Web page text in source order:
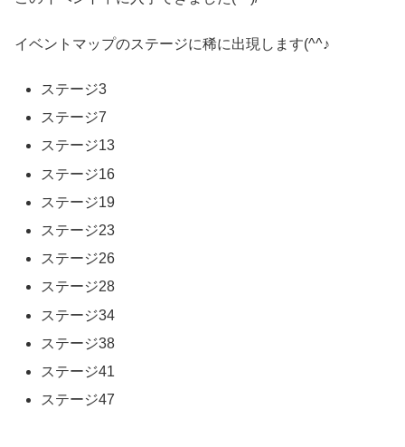
イベントマップのステージに稀に出現します(^^♪
ステージ3
ステージ7
ステージ13
ステージ16
ステージ19
ステージ23
ステージ26
ステージ28
ステージ34
ステージ38
ステージ41
ステージ47